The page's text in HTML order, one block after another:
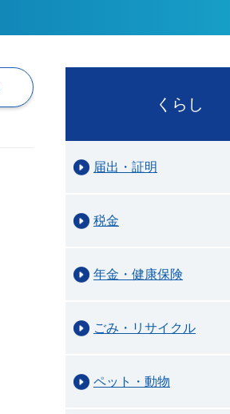
くらし
届出・証明
税金
年金・健康保険
ごみ・リサイクル
ペット・動物